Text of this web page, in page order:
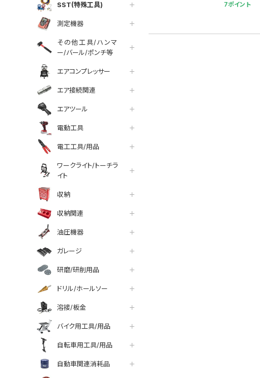
SST(特殊工具)
測定機器
その他工具/ハンマ
ー/バール/ポンチ等
エアコンプレッサー
エア接続関連
エアツール
電動工具
電工工具/用品
ワークライト/トーチラ
イト
収納
収納関連
油圧機器
ガレージ
研磨/研削用品
ドリル/ホールソー
溶接/板金
バイク用工具/用品
自転車用工具/用品
自動車関連消耗品
7ポイント